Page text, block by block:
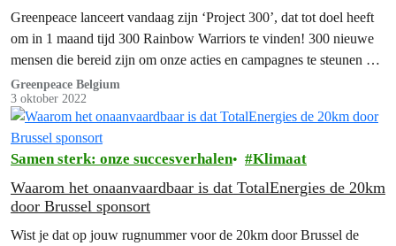
Greenpeace lanceert vandaag zijn ‘Project 300’, dat tot doel heeft
om in 1 maand tijd 300 Rainbow Warriors te vinden! 300 nieuwe
mensen die bereid zijn om onze acties en campagnes te steunen via
een maandelijkse bijdrage.
Greenpeace Belgium
3 oktober 2022
Samen sterk: onze succesverhalen Klimaat
Waarom het onaanvaardbaar is dat TotalEnergies de 20km
door Brussel sponsort
Wist je dat op jouw rugnummer voor de 20km door Brussel de